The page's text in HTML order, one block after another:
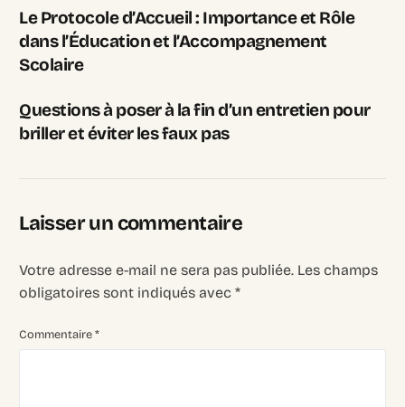
Le Protocole d’Accueil : Importance et Rôle
dans l’Éducation et l’Accompagnement
Scolaire
Questions à poser à la fin d’un entretien pour
briller et éviter les faux pas
Laisser un commentaire
Votre adresse e-mail ne sera pas publiée. Les champs
obligatoires sont indiqués avec*
Commentaire*